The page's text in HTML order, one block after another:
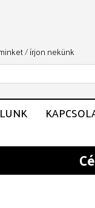
/írjon nekünk